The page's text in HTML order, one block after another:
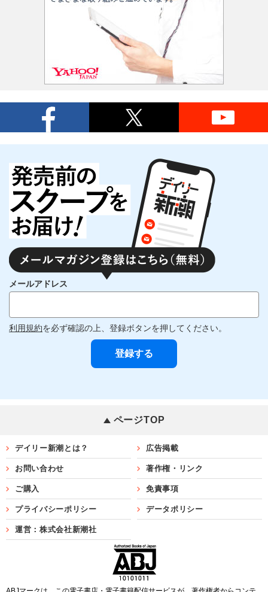
メールアドレス
利用規約を必ず確認の上、登録ボタンを押してください。
ページTOP
デイリー新潮とは？ 広告掲載
お問い合わせ 著作権・リンク
ご購入 免責事項
プライバシーポリシー データポリシー
運営：株式会社新潮社